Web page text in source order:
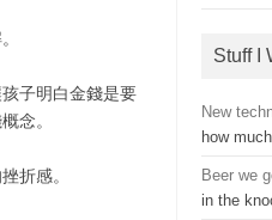
子明白金錢是要
念。
折感。
Stuff I
New
how
Beer we
in the